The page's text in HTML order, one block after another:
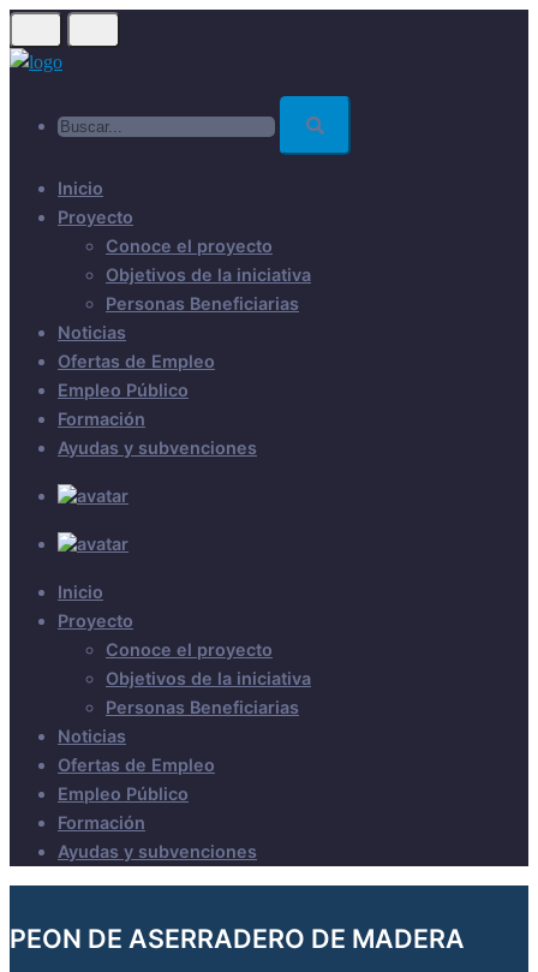
Skip
to
Inicio
Proyecto
Conoce el proyecto
Objetivos de la iniciativa
Personas Beneficiarias
Noticias
Ofertas de Empleo
Empleo Público
Formación
Ayudas y subvenciones
Inicio
Proyecto
Conoce el proyecto
Objetivos de la iniciativa
Personas Beneficiarias
Noticias
Ofertas de Empleo
Empleo Público
Formación
Ayudas y subvenciones
PEON DE ASERRADERO DE MADERA